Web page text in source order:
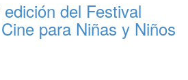
del Festival
para Niñas y Niños